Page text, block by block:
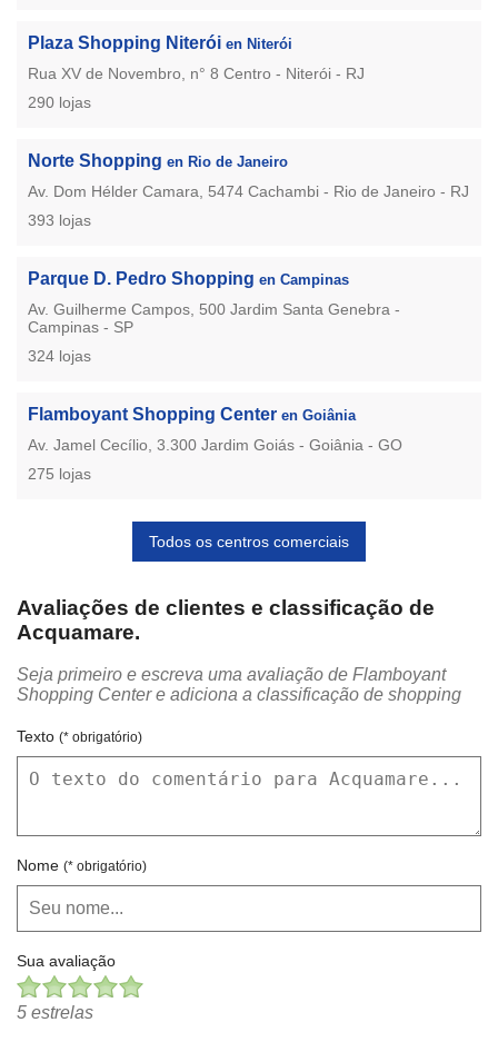
Plaza Shopping Niterói en Niterói
Rua XV de Novembro, n° 8 Centro - Niterói - RJ
290 lojas
Norte Shopping en Rio de Janeiro
Av. Dom Hélder Camara, 5474 Cachambi - Rio de Janeiro - RJ
393 lojas
Parque D. Pedro Shopping en Campinas
Av. Guilherme Campos, 500 Jardim Santa Genebra -
Campinas - SP
324 lojas
Flamboyant Shopping Center en Goiânia
Av. Jamel Cecílio, 3.300 Jardim Goiás - Goiânia - GO
275 lojas
Todos os centros comerciais
Avaliações de clientes e classificação de
Acquamare.
Seja primeiro e escreva uma avaliação de Flamboyant
Shopping Center e adiciona a classificação de shopping
Texto (* obrigatório)
Nome (* obrigatório)
Sua avaliação
5 estrelas